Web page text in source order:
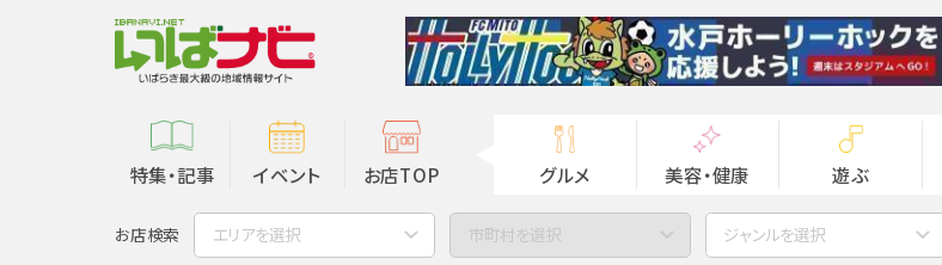
特集・記事 イベント お店TOP グルメ 美容・健康 遊ぶ
お店検索 エリアを選択 市町村を選択 ジャンルを選択